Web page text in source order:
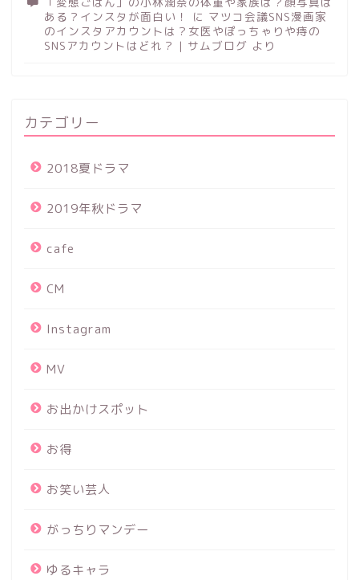
ある？インスタが面白い！
に マツコ会議SNS漫画家
のインスタアカウントは？女医やぽっちゃりや痔の
SNSアカウントはどれ？ | サムブログ より
カテゴリー
2018夏ドラマ
2019年秋ドラマ
cafe
CM
Instagram
MV
お出かけスポット
お得
お笑い芸人
がっちりマンデー
ゆるキャラ